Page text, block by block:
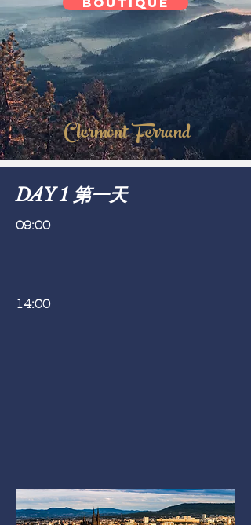
Clermont-Ferrand
DAY 1 第一天
09:00
14:00